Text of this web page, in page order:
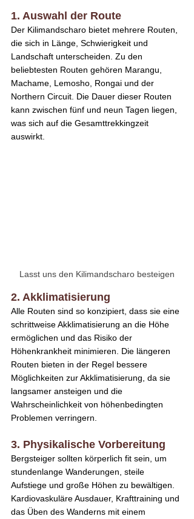
1. Auswahl der Route
Der Kilimandscharo bietet mehrere Routen,
die sich in Länge, Schwierigkeit und
Landschaft unterscheiden. Zu den
beliebtesten Routen gehören Marangu,
Machame, Lemosho, Rongai und der
Northern Circuit. Die Dauer dieser Routen
kann zwischen fünf und neun Tagen liegen,
was sich auf die Gesamttrekkingzeit
auswirkt.
Lasst uns den Kilimandscharo besteigen
2. Akklimatisierung
Alle Routen sind so konzipiert, dass sie eine
schrittweise Akklimatisierung an die Höhe
ermöglichen und das Risiko der
Höhenkrankheit minimieren. Die längeren
Routen bieten in der Regel bessere
Möglichkeiten zur Akklimatisierung, da sie
langsamer ansteigen und die
Wahrscheinlichkeit von höhenbedingten
Problemen verringern.
3. Physikalische Vorbereitung
Bergsteiger sollten körperlich fit sein, um
stundenlange Wanderungen, steile
Aufstiege und große Höhen zu bewältigen.
Kardiovaskuläre Ausdauer, Krafttraining und
das Üben des Wanderns mit einem